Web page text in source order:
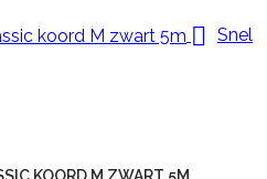
 Snel